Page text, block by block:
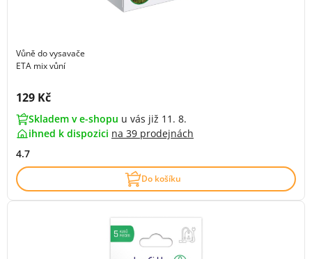
Vůně do vysavače
ETA mix vůní
Cena s DPH:
129 Kč
Skladem v e-shopu u vás již 11. 8.
ihned k dispozici na 39 prodejnách
4.7
Do košíku